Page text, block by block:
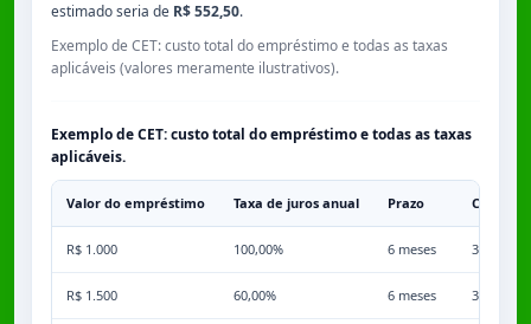
estimado seria de R$ 552,50.
Exemplo de CET: custo total do empréstimo e todas as taxas
aplicáveis (valores meramente ilustrativos).
Exemplo de CET: custo total do empréstimo e todas as taxas
aplicáveis.
Valor do empréstimo Taxa de juros anual Prazo
R$ 1.000 100,00% 6 meses 3,50%
R$ 1.500 60,00% 6 meses 3,50%